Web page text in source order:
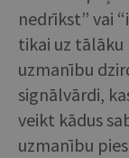
nedrīkst” vai
tikai uz tālāku
uzmanību
signālvārdi,
veikt kādus
uzmanību